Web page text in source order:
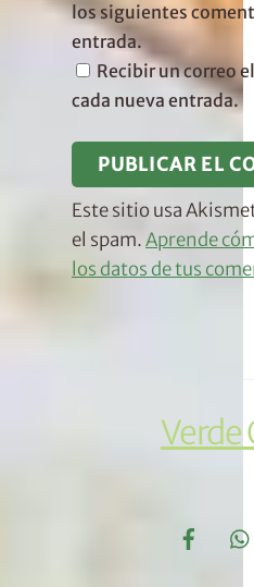
los siguientes
entrada.
Recibir un correo
cada nueva entrada.
A
L
T
Este sitio usa
el spam.Aprende
los datos de tus
Verde